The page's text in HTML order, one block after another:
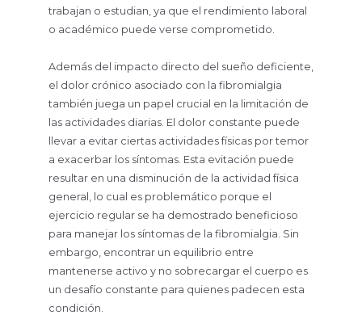
trabajan o estudian, ya que el rendimiento laboral
o académico puede verse comprometido.
Además del impacto directo del sueño deficiente,
el dolor crónico asociado con la fibromialgia
también juega un papel crucial en la limitación de
las actividades diarias. El dolor constante puede
llevar a evitar ciertas actividades físicas por temor
a exacerbar los síntomas. Esta evitación puede
resultar en una disminución de la actividad física
general, lo cual es problemático porque el
ejercicio regular se ha demostrado beneficioso
para manejar los síntomas de la fibromialgia. Sin
embargo, encontrar un equilibrio entre
mantenerse activo y no sobrecargar el cuerpo es
un desafío constante para quienes padecen esta
condición.